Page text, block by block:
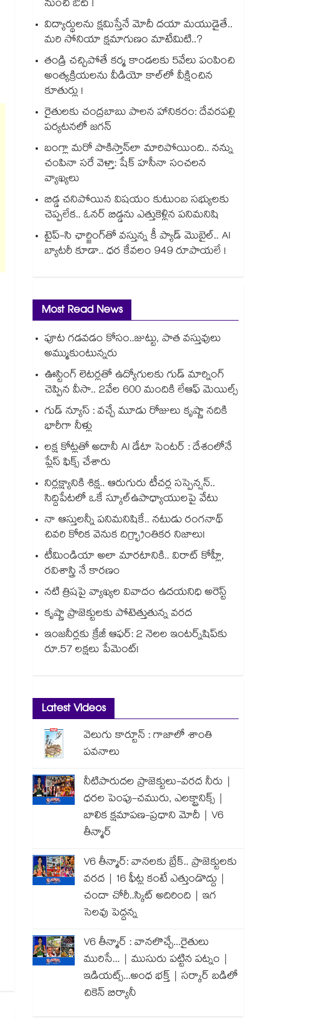
నుంచి ఔట్ !
విద్యార్థులను క్షమిస్తేనే మోదీ దయా మయుడైతే..
మరి సోనియా క్షమాగుణం మాటేమిటి..?
తండ్రి చచ్చిపోతే కర్మ కాండలకు 5వేలు పంపించి
అంత్యక్రియలను వీడియో కాల్⁭లో వీక్షించిన
కూతుర్లు !
రైతులకు చంద్రబాబు పాలన హానికరం: దేవరపల్లి
పర్యటనలో జగన్
బంగ్లా మరో పాకిస్తాన్⁭లా మారిపోయింది.. నన్ను
చంపినా సరే వెళ్తా: షేక్ హసీనా సంచలన
వ్యాఖ్యలు
బిడ్డ చనిపోయిన విషయం కుటుంబ సభ్యులకు
చెప్పలేక.. ఓనర్ బిడ్డను ఎత్తుకెళ్లిన పనిమనిషి
టైప్-సి ఛార్జింగ్⁪తో వస్తున్న కీ ప్యాడ్ మొబైల్.. AI
బ్యాటరీ కూడా.. ధర కేవలం 949 రూపాయలే !
Most Read News
పూట గడవడం కోసం..జుట్టు, పాత వస్తువులు
అమ్ముకుంటున్నరు
ఊస్టింగ్ లెటర్లతో ఉద్యోగులకు గుడ్ మార్నింగ్
చెప్పిన వీసా.. 2వేల 600 మందికి లేఆఫ్ మెయిల్స్
గుడ్ న్యూస్ : వచ్చే మూడు రోజులు కృష్ణా నదికి
భారీగా నీళ్లు
లక్ష కోట్లతో అదానీ AI డేటా సెంటర్ : దేశంలోనే
ప్లేస్ ఫిక్స్ చేశారు
నిర్లక్ష్యానికి శిక్ష.. ఆరుగురు టీచర్ల సస్పెన్షన్..
సిద్దిపేటలో ఒకే స్కూల్ఉపాధ్యాయులపై వేటు
నా ఆస్తులన్నీ పనిమనిషికే.. నటుడు రంగనాథ్
చివరి కోరిక వెనుక దిగ్భ్రాంతికర నిజాలు!
టీమిండియా అలా మారటానికి.. విరాట్ కోహ్లీ,
రవిశాస్త్రి నే కారణం
నటి త్రిషపై వ్యాఖ్యల వివాదం ఉదయనిధి అరెస్ట్
కృష్ణా ప్రాజెక్టులకు పోటెత్తుతున్న వరద
ఇంజనీర్లకు క్రేజీ ఆఫర్: 2 నెలల ఇంటర్న్‌షిప్‌కు
రూ.57 లక్షలు పేమెంట్!
Latest Videos
వెలుగు కార్టూన్ : గాజాలో శాంతి
పవనాలు
నీటిపారుదల ప్రాజెక్టులు-వరద నీరు |
ధరల పెంపు-చమురు, ఎలక్ట్రానిక్స్ |
బాలిక క్షమాపణ-ప్రధాని మోదీ | V6
తీన్మార్
V6 తీన్మార్: వానలకు బ్రేక్.. ప్రాజెక్టులకు
వరద | 16 ఫీట్ల కంటే ఎత్తుండొద్దు |
చందా చోరీ..స్కిట్ అదిరింది | ఇగ
సెలవు పెద్దన్న
V6 తీన్మార్ : వానలొచ్చే...రైతులు
మురిసే... | ముసురు పట్టిన పట్నం |
ఇడియట్స్...అంధ భక్త్ | సర్కార్ బడిలో
చికెన్ బిర్యానీ